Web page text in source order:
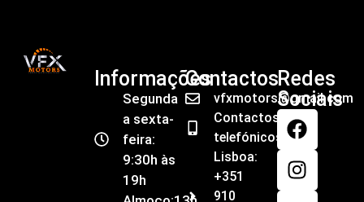
Informações
Segunda
a sexta-
feira:
9:30h às
19h
Contactos
vfxmotors@gmail.com
Contactos
telefónicos
Lisboa:
+351
910
Redes
Sociais